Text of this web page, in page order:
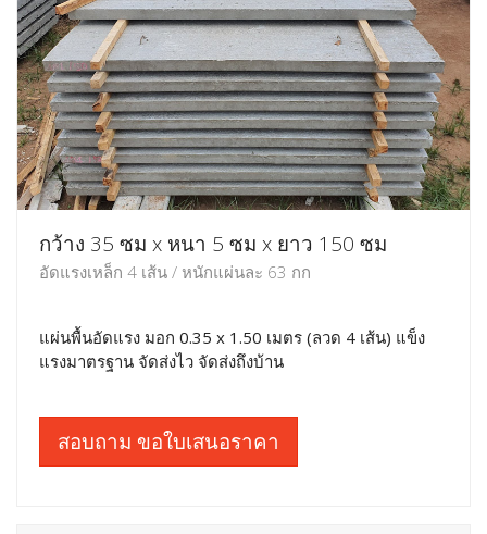
กว้าง 35 ซม x หนา 5 ซม x ยาว 150 ซม
อัดแรงเหล็ก 4 เส้น / หนักแผ่นละ 63 กก
แผ่นพื้นอัดแรง มอก 0.35 x 1.50 เมตร (ลวด 4 เส้น) แข็ง
แรงมาตรฐาน จัดส่งไว จัดส่งถึงบ้าน
สอบถาม ขอใบเสนอราคา